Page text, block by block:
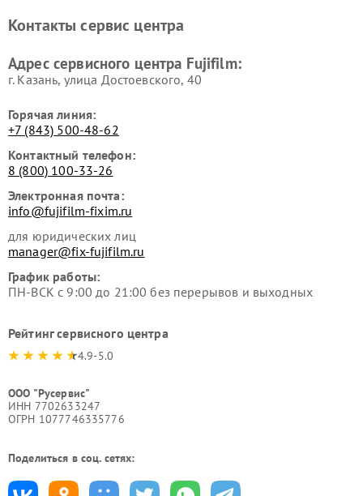
Контакты сервис центра
Адрес сервисного центра Fujifilm:
г. Казань, улица Достоевского, 40
Горячая линия:
+7 (843) 500-48-62
Контактный телефон:
8 (800) 100-33-26
Электронная почта:
info@fujifilm-fixim.ru
для юридических лиц
manager@fix-fujifilm.ru
График работы:
ПН-ВСК с 9:00 до 21:00 без перерывов и выходных
Рейтинг сервисного центра
4.9-5.0
ООО "Русервис"
ИНН 7702633247
ОГРН 1077746335776
Поделиться в соц. сетях: